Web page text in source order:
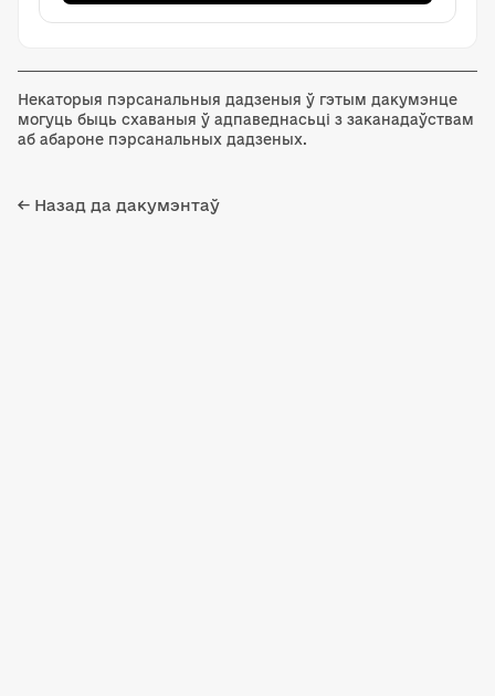
Некаторыя пэрсанальныя дадзеныя ў гэтым дакумэнце
могуць быць схаваныя ў адпаведнасьці з заканадаўствам
аб абароне пэрсанальных дадзеных.
← Назад да дакумэнтаў